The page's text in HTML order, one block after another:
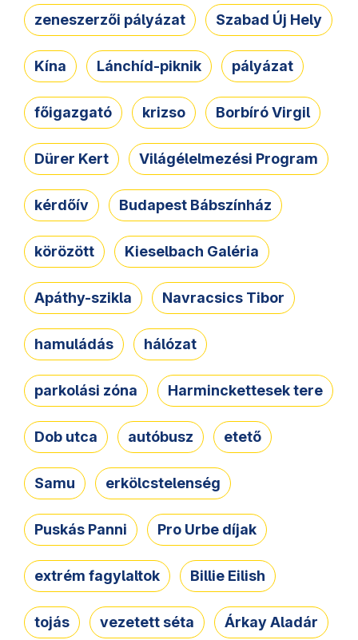
zeneszerzői pályázat Szabad Új Hely
Kína Lánchíd-piknik pályázat
főigazgató krizso Borbíró Virgil
Dürer Kert Világélelmezési Program
kérdőív Budapest Bábszínház
körözött Kieselbach Galéria
Apáthy-szikla Navracsics Tibor
hamuládás hálózat
parkolási zóna Harminckettesek tere
Dob utca autóbusz etető
Samu erkölcstelenség
Puskás Panni Pro Urbe díjak
extrém fagylaltok Billie Eilish
tojás vezetett séta Árkay Aladár